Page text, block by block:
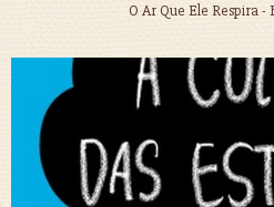
O Ar Que Ele Respira